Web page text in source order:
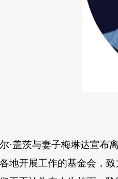
·盖茨与妻子梅琳达宣布
地开展工作的基金会，